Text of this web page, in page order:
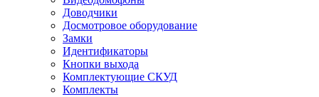
Доводчики
Досмотровое оборудование
Замки
Идентификаторы
Кнопки выхода
Комплектующие СКУД
Комплекты